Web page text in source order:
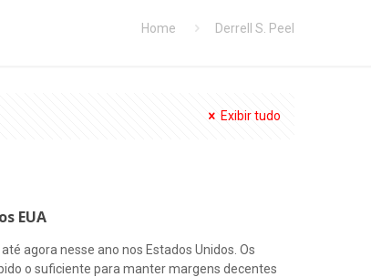
Home Derrell S. Peel
Exibir tudo
EUA
agora nesse ano nos Estados Unidos. Os
o suficiente para manter margens decentes